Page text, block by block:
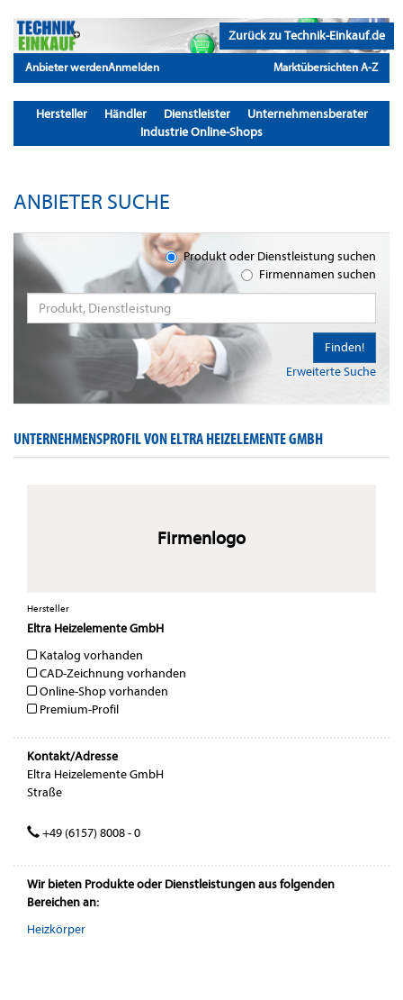
Zurück zu Technik-Einkauf.de
Anbieter werdenAnmelden Marktübersichten A-Z
Hersteller Händler Dienstleister
Unternehmensberater
Industrie Online-Shops
ANBIETER SUCHE
Produkt oder Dienstleistung suchen
Firmennamen suchen
Erweiterte Suche
Finden!
UNTERNEHMENSPROFIL VON ELTRA HEIZELEMENTE GMBH
Firmenlogo
Hersteller
Eltra Heizelemente GmbH
Katalog vorhanden
CAD-Zeichnung vorhanden
Online-Shop vorhanden
Premium-Profil
Kontakt/Adresse
Eltra Heizelemente GmbH
Straße
+49 (6157) 8008 - 0
Wir bieten Produkte oder Dienstleistungen aus folgenden
Bereichen an:
Heizkörper